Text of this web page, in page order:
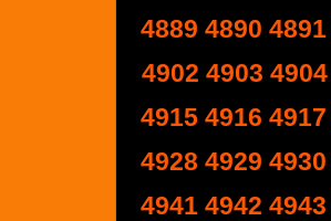
4889 4890 4891
4902 4903 4904
4915 4916 4917
4928 4929 4930
4941 4942 4943